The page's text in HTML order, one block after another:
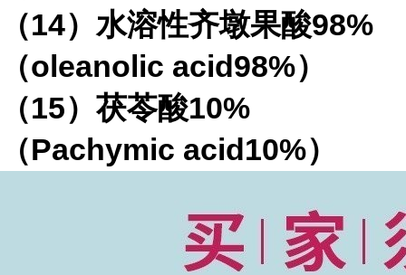
（14）水溶性齐墩果酸98%
（oleanolic acid98%）
（15）茯苓酸10%
（Pachymic acid10%）